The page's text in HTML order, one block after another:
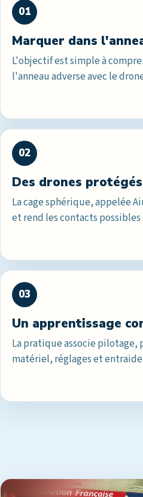
01
Marquer dans
L'objectif est simple à
l'anneau adverse avec le
02
Des drones protégés
La cage sphérique, appelée
et rend les contacts possibles
03
Un apprentissage
La pratique associe pilotage,
matériel, réglages et